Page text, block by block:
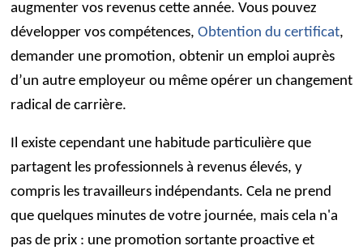
augmenter vos revenus cette année. Vous pouvez
développer vos compétences, Obtention du certificat,
demander une promotion, obtenir un emploi auprès
d’un autre employeur ou même opérer un changement
radical de carrière.
Il existe cependant une habitude particulière que
partagent les professionnels à revenus élevés, y
compris les travailleurs indépendants. Cela ne prend
que quelques minutes de votre journée, mais cela n'a
pas de prix : une promotion sortante proactive et